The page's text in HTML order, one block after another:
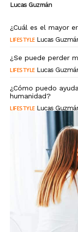
Lucas Guzmán
¿Cuál es el mayor
LIFESTYLE Lucas
¿Se puede perder
LIFESTYLE Lucas
¿Cómo puedo
humanidad?
LIFESTYLE Lucas